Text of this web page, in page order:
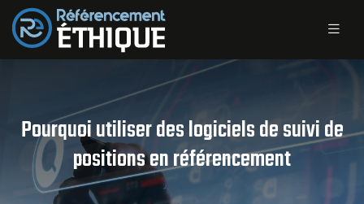
Pourquoi utiliser des logiciels de suivi de
positions en référencement